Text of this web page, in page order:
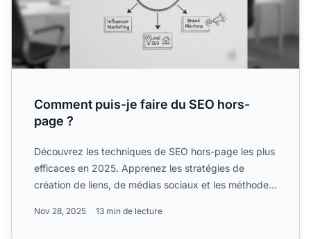
Comment puis-je faire du SEO hors-
page ?
Découvrez les techniques de SEO hors-page les plus
efficaces en 2025. Apprenez les stratégies de
création de liens, de médias sociaux et les méthodes
Nov 28, 2025 13 min de lecture